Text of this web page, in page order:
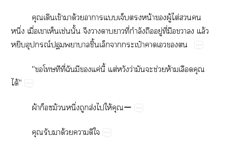
​​ข้​​ด้​​​​​น้​​ู้​ไต่​​​
ึ่​ื่​​​ช่​ั้​​​​​ี่​ำ​​ู่​ี่​​​​ล้​
​ณ์​​ิ้​​​ป๋​​​​
"​​​ี่​​​​ค่​ี้​ต่​​ว่​​​ช่​ห้​​​
ได้"
ผ้​ม้​ึ่​​ส่​​ให้​ー
​​​ด้​​​